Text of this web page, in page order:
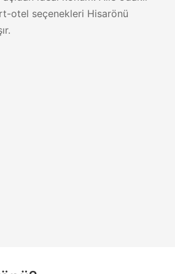
otel seçenekleri Hisarönü